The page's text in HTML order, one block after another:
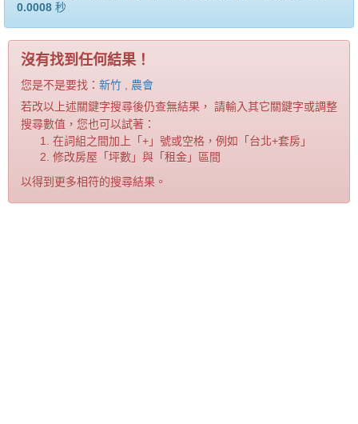
0.0008 秒
沒有找到任何結果！
您是不是要找： 新竹 , 農會
若改以上述關鍵字搜尋後仍查無結果， 請輸入其它關鍵字或調整
搜尋數值，您也可以試著：
在詞組之間加上「+」號或空格，例如「台北+套房」
修改房屋「坪數」與「租金」區間
以得到更多相符的搜尋結果。